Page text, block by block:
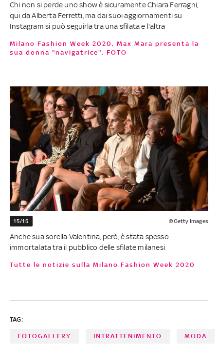
Chi non si perde uno show è sicuramente Chiara Ferragni,
qui da Alberta Ferretti, ma dai suoi aggiornamenti su
Instagram si può seguirla tra una sfilata e l'altra
Milano Fashion Week 2020, Max Mara presenta la
sua donna "navigatrice". FOTO
15/15 ©Getty Images
Anche sua sorella Valentina, però, è stata spesso
immortalata tra il pubblico delle sfilate milanesi
Tutte le notizie sulla Milano Fashion Week 2020
TAG:
FOTOGALLERY INTRATTENIMENTO MODA